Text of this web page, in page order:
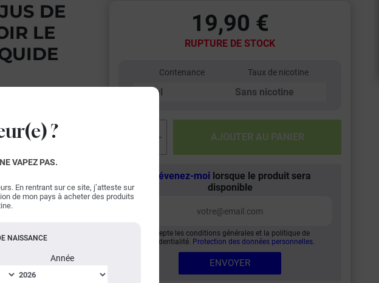
?
VAPEZ PAS.
En rentrant sur ce site, j’atteste sur
de mon pays à acheter des produits
NAISSANCE
Année
DE
LE
- Popcorn
de boudin de
l’une des
! Imaginez une
éclats de
caramélisées
!
19,90 €
RUPTURE DE STOCK
Contenance Taux de nicotine
+ AJOUTER AU PANIER
Prévenez-moi lorsque le produit sera
disponible
J'accepte les conditions générales et la politique de
confidentialité. Protection des données personnelles.
ENVOYER